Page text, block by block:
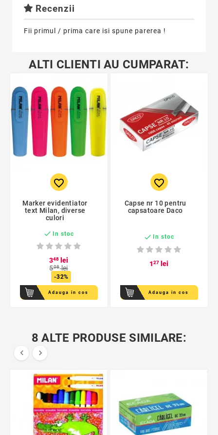
Recenzii
Fii primul / prima care isi spune parerea !
ALTI CLIENTI AU CUMPARAT:
favorite_border
Marker evidentiator
text Milan, diverse
culori
 In stoc
348
lei
508lei
-32%
Adauga in cos
favorite_border
Capse nr 10 pentru
capsatoare Daco
 In stoc
127 lei
Adauga in cos
8 ALTE PRODUSE SIMILARE:
 